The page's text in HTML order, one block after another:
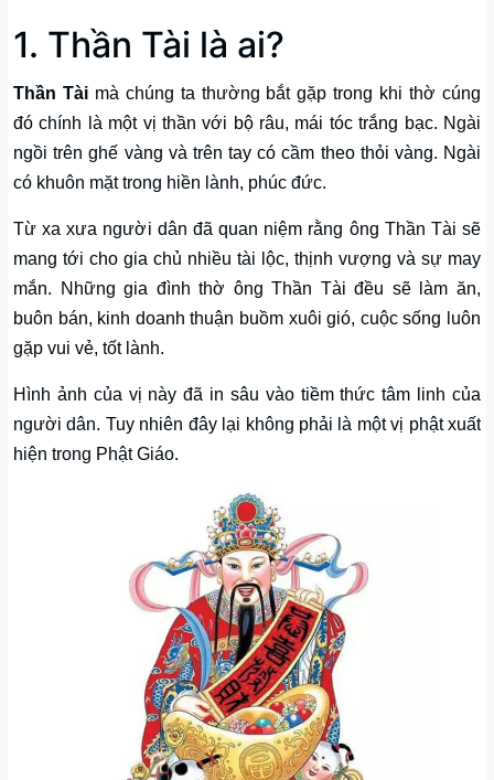
1. Thần Tài là ai?
Thần Tàimà chúng ta thường bắt gặp trong khi thờ cúng
đó chính là một vị thần với bộ râu, mái tóc trắng bạc. Ngài
ngồi trên ghế vàng và trên tay có cầm theo thỏi vàng. Ngài
có khuôn mặt trong hiền lành, phúc đức.
Từ xa xưa người dân đã quan niệm rằng ông Thần Tài sẽ
mang tới cho gia chủ nhiều tài lộc, thịnh vượng và sự may
mắn. Những gia đình thờ ông Thần Tài đều sẽ làm ăn,
buôn bán, kinh doanh thuận buồm xuôi gió, cuộc sống luôn
gặp vui vẻ, tốt lành.
Hình ảnh của vị này đã in sâu vào tiềm thức tâm linh của
người dân. Tuy nhiên đây lại không phải là một vị phật xuất
hiện trong Phật Giáo.